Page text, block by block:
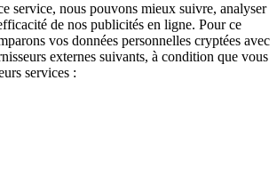
service, nous pouvons mieux suivre, analyser
de nos publicités en ligne. Pour ce
vos données personnelles cryptées avec
externes suivants, à condition que vous
services :